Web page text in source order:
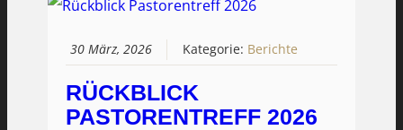
30 März, 2026 Kategorie: Berichte
RÜCKBLICK
PASTORENTREFF 2026